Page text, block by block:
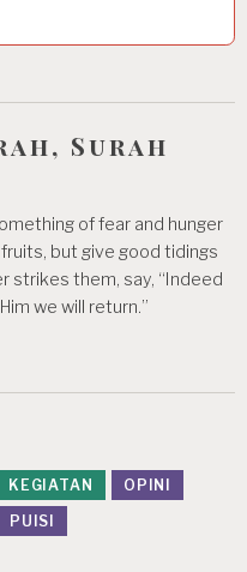
Surah
of fear and hunger
but give good tidings
strikes them, say, “Indeed
we will return.”
KEGIATAN
OPINI
PUISI